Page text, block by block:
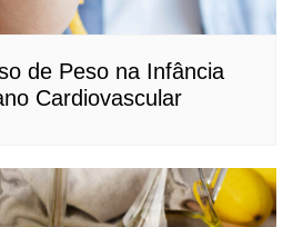
de Peso na Infância
Cardiovascular